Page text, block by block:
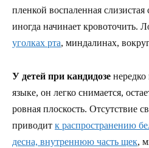
пленкой воспаленная слизистая
иногда начинает кровоточить.
уголках рта, миндалинах,
У детей при кандидозе нередко
языке, он легко снимается,
ровная плоскость. Отсутствие
приводит к распространению
десна, внутреннюю часть щек,